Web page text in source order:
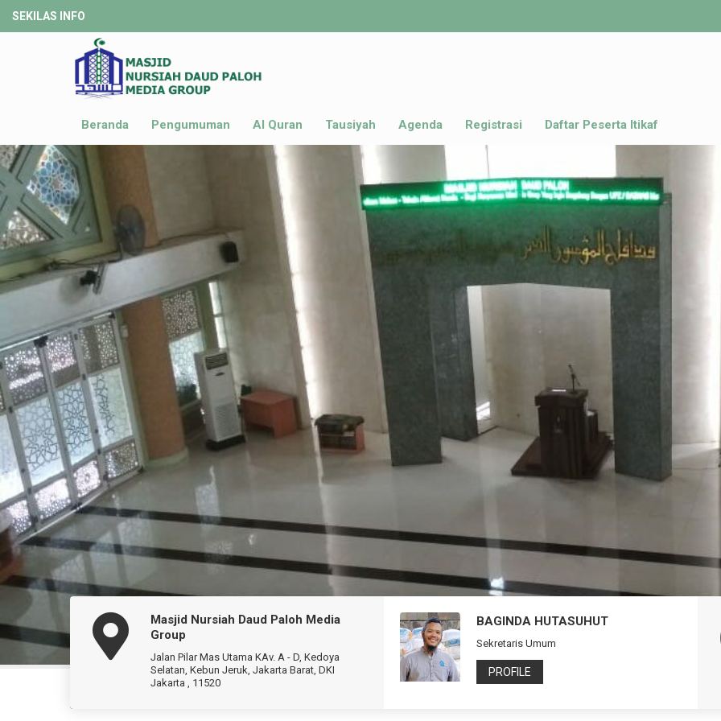
SEKILAS INFO
Beranda Pengumuman Al Quran Tausiyah Agenda Registrasi Daftar Peserta Itikaf
Masjid Nursiah Daud Paloh Media
Group
Jalan Pilar Mas Utama KAv. A - D, Kedoya
Selatan, Kebun Jeruk, Jakarta Barat, DKI
Jakarta , 11520
Daud Paloh
BAGINDA HUTASUHUT
PROFILE
H. ENDRA SUPRIYATNA
Plt. Ketua DKM Nursiah Daud Paloh
PROFILE